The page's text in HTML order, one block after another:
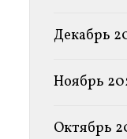
Декабрь
Ноябрь
Октябрь